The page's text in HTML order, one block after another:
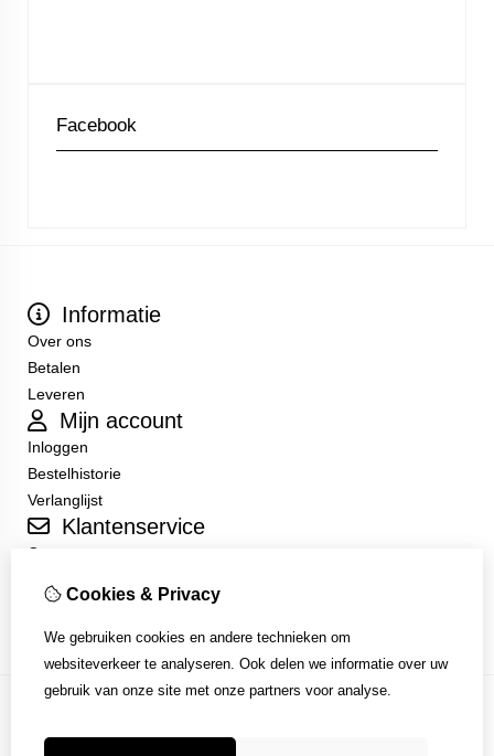
Facebook
Informatie
Over ons
Betalen
Leveren
Mijn account
Inloggen
Bestelhistorie
Verlanglijst
Klantenservice
Contact
Algemene Voorwaarden
Cookies & Privacy
We gebruiken cookies en andere technieken om
websiteverkeer te analyseren. Ook delen we informatie over uw
gebruik van onze site met onze partners voor analyse.